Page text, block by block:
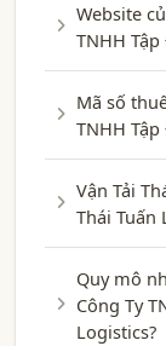
Website
TNHH
Mã số
TNHH
Vận Tải
Thái Tuấn
Quy mô
Công Ty
Logistics?